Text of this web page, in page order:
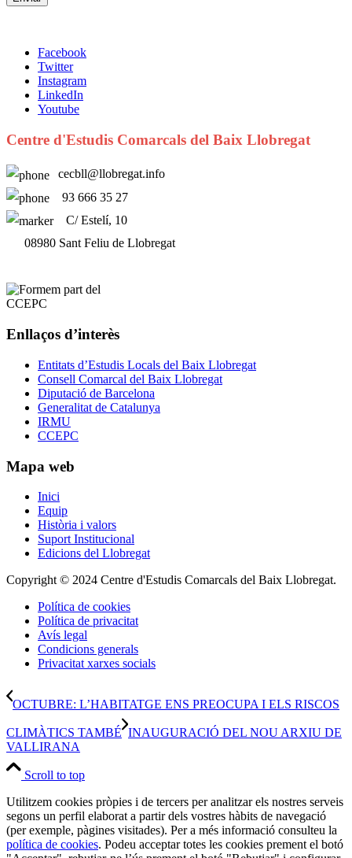
Facebook
Twitter
Instagram
LinkedIn
Youtube
Centre d'Estudis Comarcals del Baix Llobregat
cecbll@llobregat.info
93 666 35 27
C/ Estelí, 10
08980 Sant Feliu de Llobregat
Enllaços d’interès
Entitats d’Estudis Locals del Baix Llobregat
Consell Comarcal del Baix Llobregat
Diputació de Barcelona
Generalitat de Catalunya
IRMU
CCEPC
Mapa web
Inici
Equip
Història i valors
Suport Institucional
Edicions del Llobregat
Copyright © 2024 Centre d'Estudis Comarcals del Baix Llobregat.
Política de cookies
Política de privacitat
Avís legal
Condicions generals
Privacitat xarxes socials
OCTUBRE: L’HABITATGE ENS PREOCUPA I ELS RISCOS
CLIMÀTICS TAMBÉ INAUGURACIÓ DEL NOU ARXIU DE
VALLIRANA
Scroll to top
Utilitzem cookies pròpies i de tercers per analitzar els nostres serveis
segons un perfil elaborat a partir dels vostres hàbits de navegació
(per exemple, pàgines visitades). Per a més informació consulteu la
política de cookies. Podeu acceptar totes les cookies prement el botó